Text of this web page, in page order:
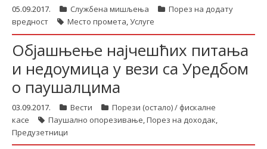
05.09.2017. Службена мишљења
Порез на додату
вредност
Место промета,Услуге
Објашњење најчешћих питања
и недоумица у вези са Уредбом
о паушалцима
03.09.2017. Вести
Порези (остало) / фискалне
касе
Паушално опорезивање,Порез на доходак,
Предузетници